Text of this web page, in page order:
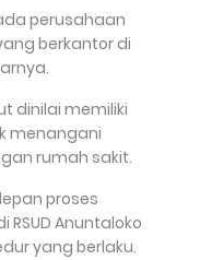
perusahaan
berkantor di
dinilai memiliki
menangani
rumah sakit.
proses
Anuntaloko
yang berlaku.